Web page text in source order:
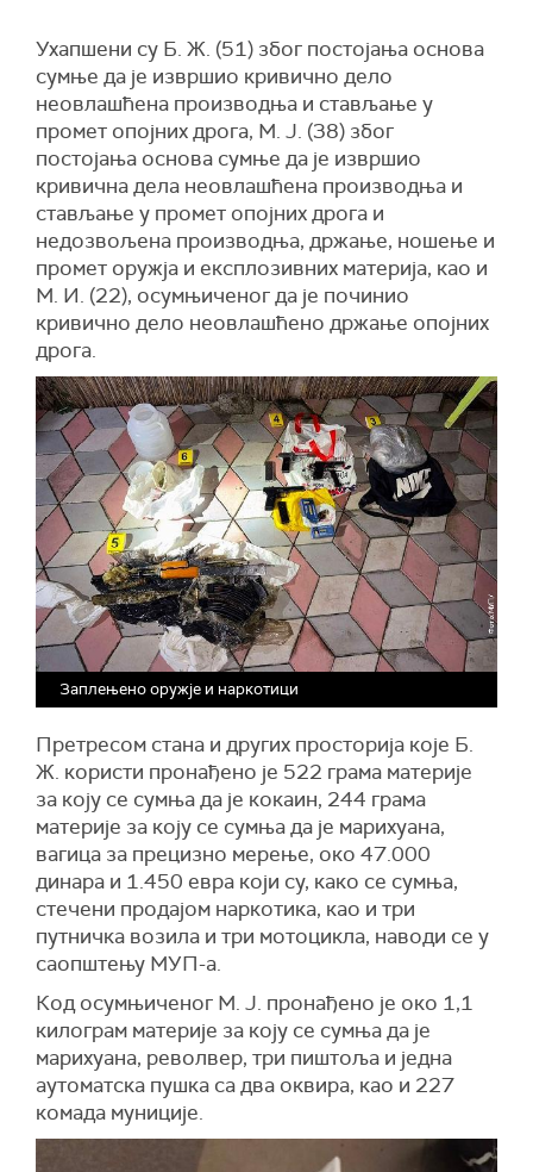
Ухапшени су Б. Ж. (51) због постојања основа
сумње да је извршио кривично дело
неовлашћена производња и стављање у
промет опојних дрога, М. Ј. (38) због
постојања основа сумње да је извршио
кривична дела неовлашћена производња и
стављање у промет опојних дрога и
недозвољена производња, држање, ношење и
промет оружја и експлозивних материја, као и
М. И. (22), осумњиченог да је починио
кривично дело неовлашћено држање опојних
дрога.
Заплењено оружје и наркотици
Претресом стана и других просторија које Б.
Ж. користи пронађено је 522 грама материје
за коју се сумња да је кокаин, 244 грама
материје за коју се сумња да је марихуана,
вагица за прецизно мерење, око 47.000
динара и 1.450 евра који су, како се сумња,
стечени продајом наркотика, као и три
путничка возила и три мотоцикла, наводи се у
саопштењу МУП-а.
Код осумњиченог М. Ј. пронађено је око 1,1
килограм материје за коју се сумња да је
марихуана, револвер, три пиштоља и једна
аутоматска пушка са два оквира, као и 227
комада муниције.